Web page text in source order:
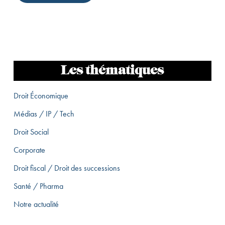
Les thématiques
Droit Économique
Médias / IP / Tech
Droit Social
Corporate
Droit fiscal / Droit des successions
Santé / Pharma
Notre actualité